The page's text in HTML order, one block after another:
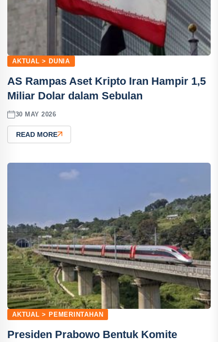
AKTUAL > DUNIA
AS Rampas Aset Kripto Iran Hampir 1,5
Miliar Dolar dalam Sebulan
30 MAY 2026
READ MORE
AKTUAL > PEMERINTAHAN
Presiden Prabowo Bentuk Komite